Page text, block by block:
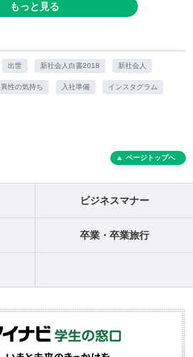
もっと見る
出世 新社会人白書2018 新社会人
異性の気持ち 入社準備 インスタグラム
ページトップへ
ビジネスマナー
卒業・卒業旅行